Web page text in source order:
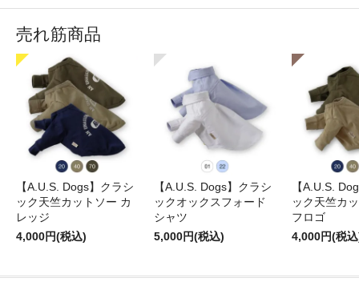
売れ筋商品
【A.U.S. Dogs】クラシ
ック天竺カットソー カ
レッジ
4,000円(税込)
【A.U.S. Dogs】クラシ
ックオックスフォード
シャツ
5,000円(税込)
【A.U.S.
ック天竺カ
フロゴ
4,000円(税